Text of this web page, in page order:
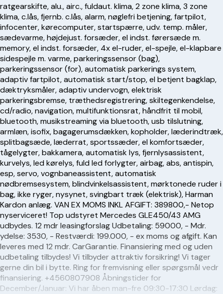
ratgearskifte, alu., airc., fuldaut. klima, 2 zone klima, 3 zone
klima, c.lås, fjernb. c.lås, alarm, nøglefri betjening, fartpilot,
infocenter, kørecomputer, startspærre, udv. temp. måler,
sædevarme, højdejust. forsæder, el indst. førersæde m.
memory, el indst. forsæder, 4x el-ruder, el-spejle, el-klapbare
sidespejle m. varme, parkeringssensor (bag),
parkeringssensor (for), automatisk parkerings system,
adaptiv fartpilot, automatisk start/stop, el betjent bagklap,
dæktryksmåler, adaptiv undervogn, elektrisk
parkeringsbremse, træthedsregistrering, skiltegenkendelse,
cd/radio, navigation, multifunktionsrat, håndfrit til mobil,
bluetooth, musikstreaming via bluetooth, usb tilslutning,
armlæn, isofix, bagagerumsdækken, kopholder, læderindtræk,
splitbagsæde, læderrat, sportssæder, el komfortsæder,
tågelygter, bakkamera, automatisk lys, fjernlysassistent,
kurvelys, led kørelys, fuld led forlygter, airbag, abs, antispin,
esp, servo, vognbaneassistent, automatisk
nødbremsesystem, blindvinkelsassistent, mørktonede ruder i
bag, ikke ryger, nysynet, svingbart træk (elektrisk), Harman
Kardon anlæg. VAN EX MOMS INKL AFGIFT: 389800,- Netop
nyserviceret! Top udstyret Mercedes GLE450/43 AMG
udbydes. 12 mdr leasingforslag Udbetaling: 59000, - Mdr.
ydelse: 3530, - Restværdi: 199.000, - ex moms og afgift. Kan
leveres med 12 mdr. CarGarantie. Finansiering med og uden
udbetaling tilbydes! Vi tilbyder attraktiv forsikring! Vi tager
gerne din bil i bytte. Ring for fremvisning eller spørgsmål vedr
finansiering. +4560807908 Åbningstider for
December/Januar: Vi har åben man-fre 09:30-17:30 Lørdag: